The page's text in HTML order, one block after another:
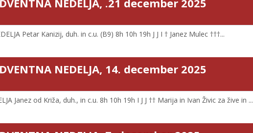
NEDELJA, .21 december 2025
Petar Kanizij, duh. in c.u. (B9) 8h 10h 19h J J I † Janez Mulec †††...
NEDELJA, 14. december 2025
Janez od Križa, duh., in c.u. 8h 10h 19h I J J †† Marija in Ivan Živic za žive in ...